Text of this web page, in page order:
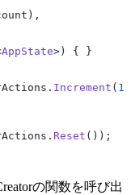
AppState>) { }
Increment ( 1
Reset ());
の関数を呼び出